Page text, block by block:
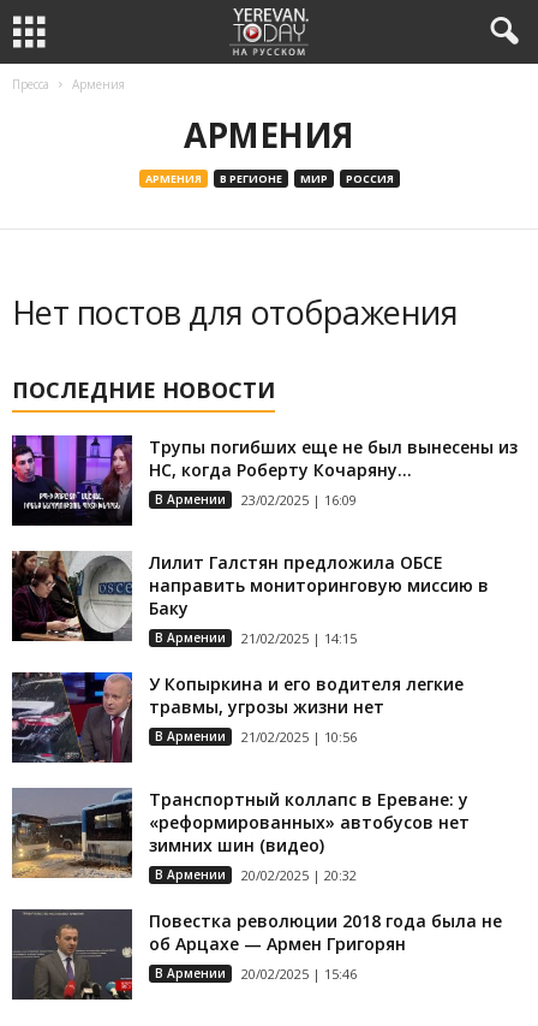
Пресса Армения
АРМЕНИЯ
АРМЕНИЯ В РЕГИОНЕ МИР РОССИЯ
Нет постов для отображения
ПОСЛЕДНИЕ НОВОСТИ
Трупы погибших еще не был вынесены из
НС, когда Роберту Кочаряну...
В Армении 23/02/2025 | 16:09
Лилит Галстян предложила ОБСЕ
направить мониторинговую миссию в
Баку
В Армении 21/02/2025 | 14:15
У Копыркина и его водителя легкие
травмы, угрозы жизни нет
В Армении 21/02/2025 | 10:56
Транспортный коллапс в Ереване: у
«реформированных» автобусов нет
зимних шин (видео)
В Армении 20/02/2025 | 20:32
Повестка революции 2018 года была не
об Арцахе — Армен Григорян
В Армении 20/02/2025 | 15:46